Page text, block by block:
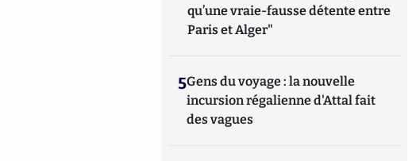
qu’une vraie-fausse détente entre
Paris et Alger"
5Gens du voyage : la nouvelle
incursion régalienne d'Attal fait
des vagues